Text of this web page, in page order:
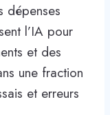
dépenses
l’IA pour
et des
une fraction
et erreurs